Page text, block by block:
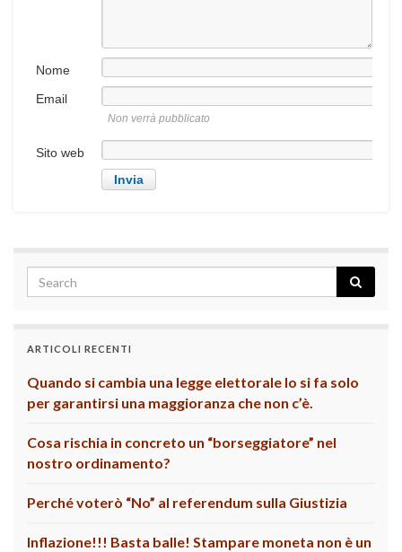
Nome
Email
Non verrà pubblicato
Sito web
ARTICOLI RECENTI
Quando si cambia una legge elettorale lo si fa solo
per garantirsi una maggioranza che non c’è.
Cosa rischia in concreto un “borseggiatore” nel
nostro ordinamento?
Perché voterò “No” al referendum sulla Giustizia
Inflazione!!! Basta balle! Stampare moneta non è un